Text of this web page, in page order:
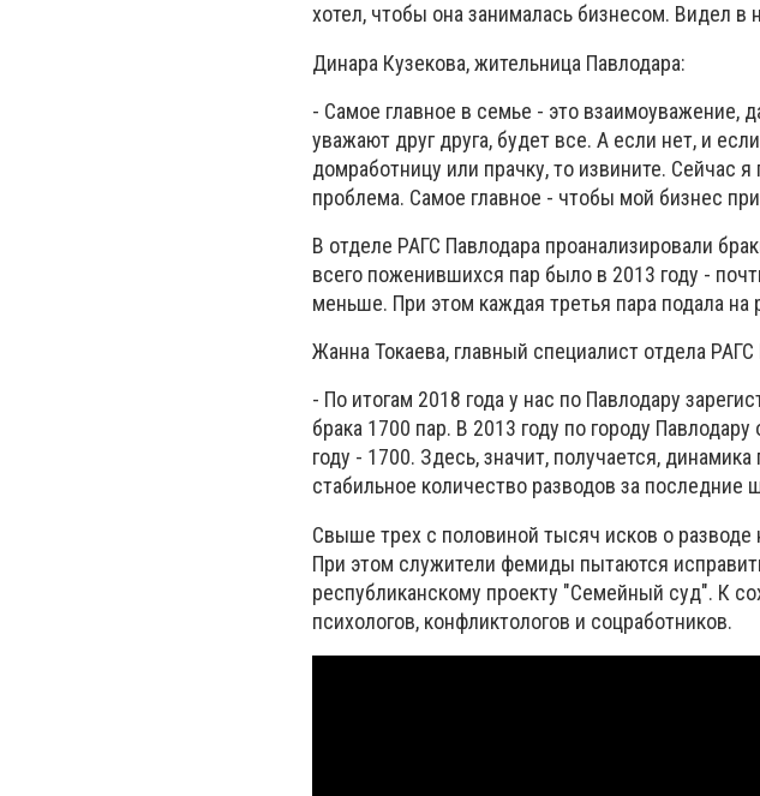
хотел, чтобы она занималась бизнесом. Видел в
Динара Кузекова, жительница Павлодара:
- Самое главное в семье - это взаимоуважение,
уважают друг друга, будет все. А если нет, и
домработницу или прачку, то извините. Сейчас
проблема. Самое главное - чтобы мой бизнес
В отделе РАГС Павлодара проанализировали
всего поженившихся пар было в 2013 году -
меньше. При этом каждая третья пара подала на
Жанна Токаева, главный специалист отдела РАГС
- По итогам 2018 года у нас по Павлодару
брака 1700 пар. В 2013 году по городу
году - 1700. Здесь, значит, получается,
стабильное количество разводов за последние
Свыше трех с половиной тысяч исков о
При этом служители фемиды пытаются
республиканскому проекту "Семейный суд". К
психологов, конфликтологов и соцработников.